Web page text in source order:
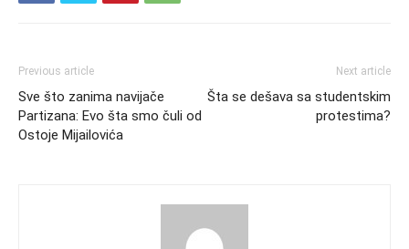
Previous article
Sve što zanima navijače
Partizana: Evo šta smo čuli od
Ostoje Mijailovića
Next article
Šta se dešava sa studentskim
protestima?